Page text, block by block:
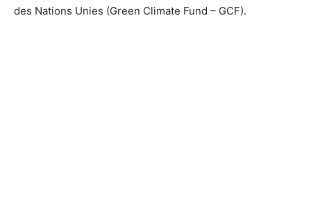
des Nations Unies (Green Climate Fund – GCF).